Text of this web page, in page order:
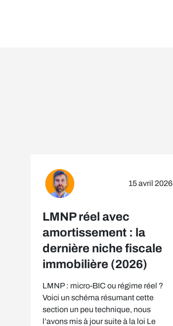
15 avril 2026
LMNP réel avec
amortissement : la
dernière niche fiscale
immobilière (2026)
LMNP : micro-BIC ou régime réel ?
Voici un schéma résumant cette
section un peu technique, nous
l’avons mis à jour suite à la loi Le